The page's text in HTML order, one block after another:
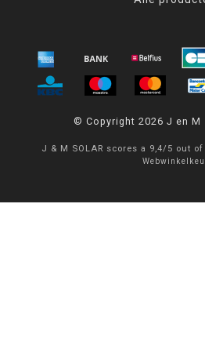
© Copyright 2026 J en M
J & M SOLAR scores a 9,4/ 5 out of